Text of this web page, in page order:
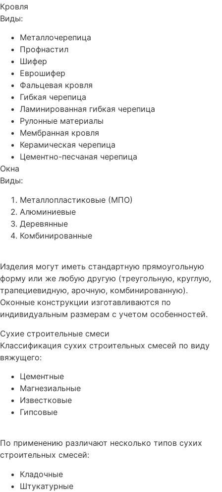
Кровля
Виды:
Металлочерепица
Профнастил
Шифер
Еврошифер
Фальцевая кровля
Гибкая черепица
Ламинированная гибкая черепица
Рулонные материалы
Мембранная кровля
Керамическая черепица
Цементно-песчаная черепица
Окна
Виды:
Металлопластиковые (МПО)
Алюминиевые
Деревянные
Комбинированные
Изделия могут иметь стандартную прямоугольную
форму или же любую другую (треугольную, круглую,
трапециевидную, арочную, комбинированную).
Оконные конструкции изготавливаются по
индивидуальным размерам с учетом особенностей.
Сухие строительные смеси
Классификация сухих строительных смесей по виду
вяжущего:
Цементные
Магнезиальные
Известковые
Гипсовые
По применению различают несколько типов сухих
строительных смесей:
Кладочные
Штукатурные